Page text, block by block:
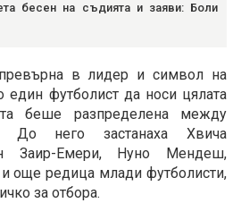
бесен на съдията и заяви: Боли
в лидер и символ на
един футболист да носи цялата
беше разпределена между
До него застанаха Хвича
Заир-Емери, Нуно Мендеш,
още редица млади футболисти,
за отбора.